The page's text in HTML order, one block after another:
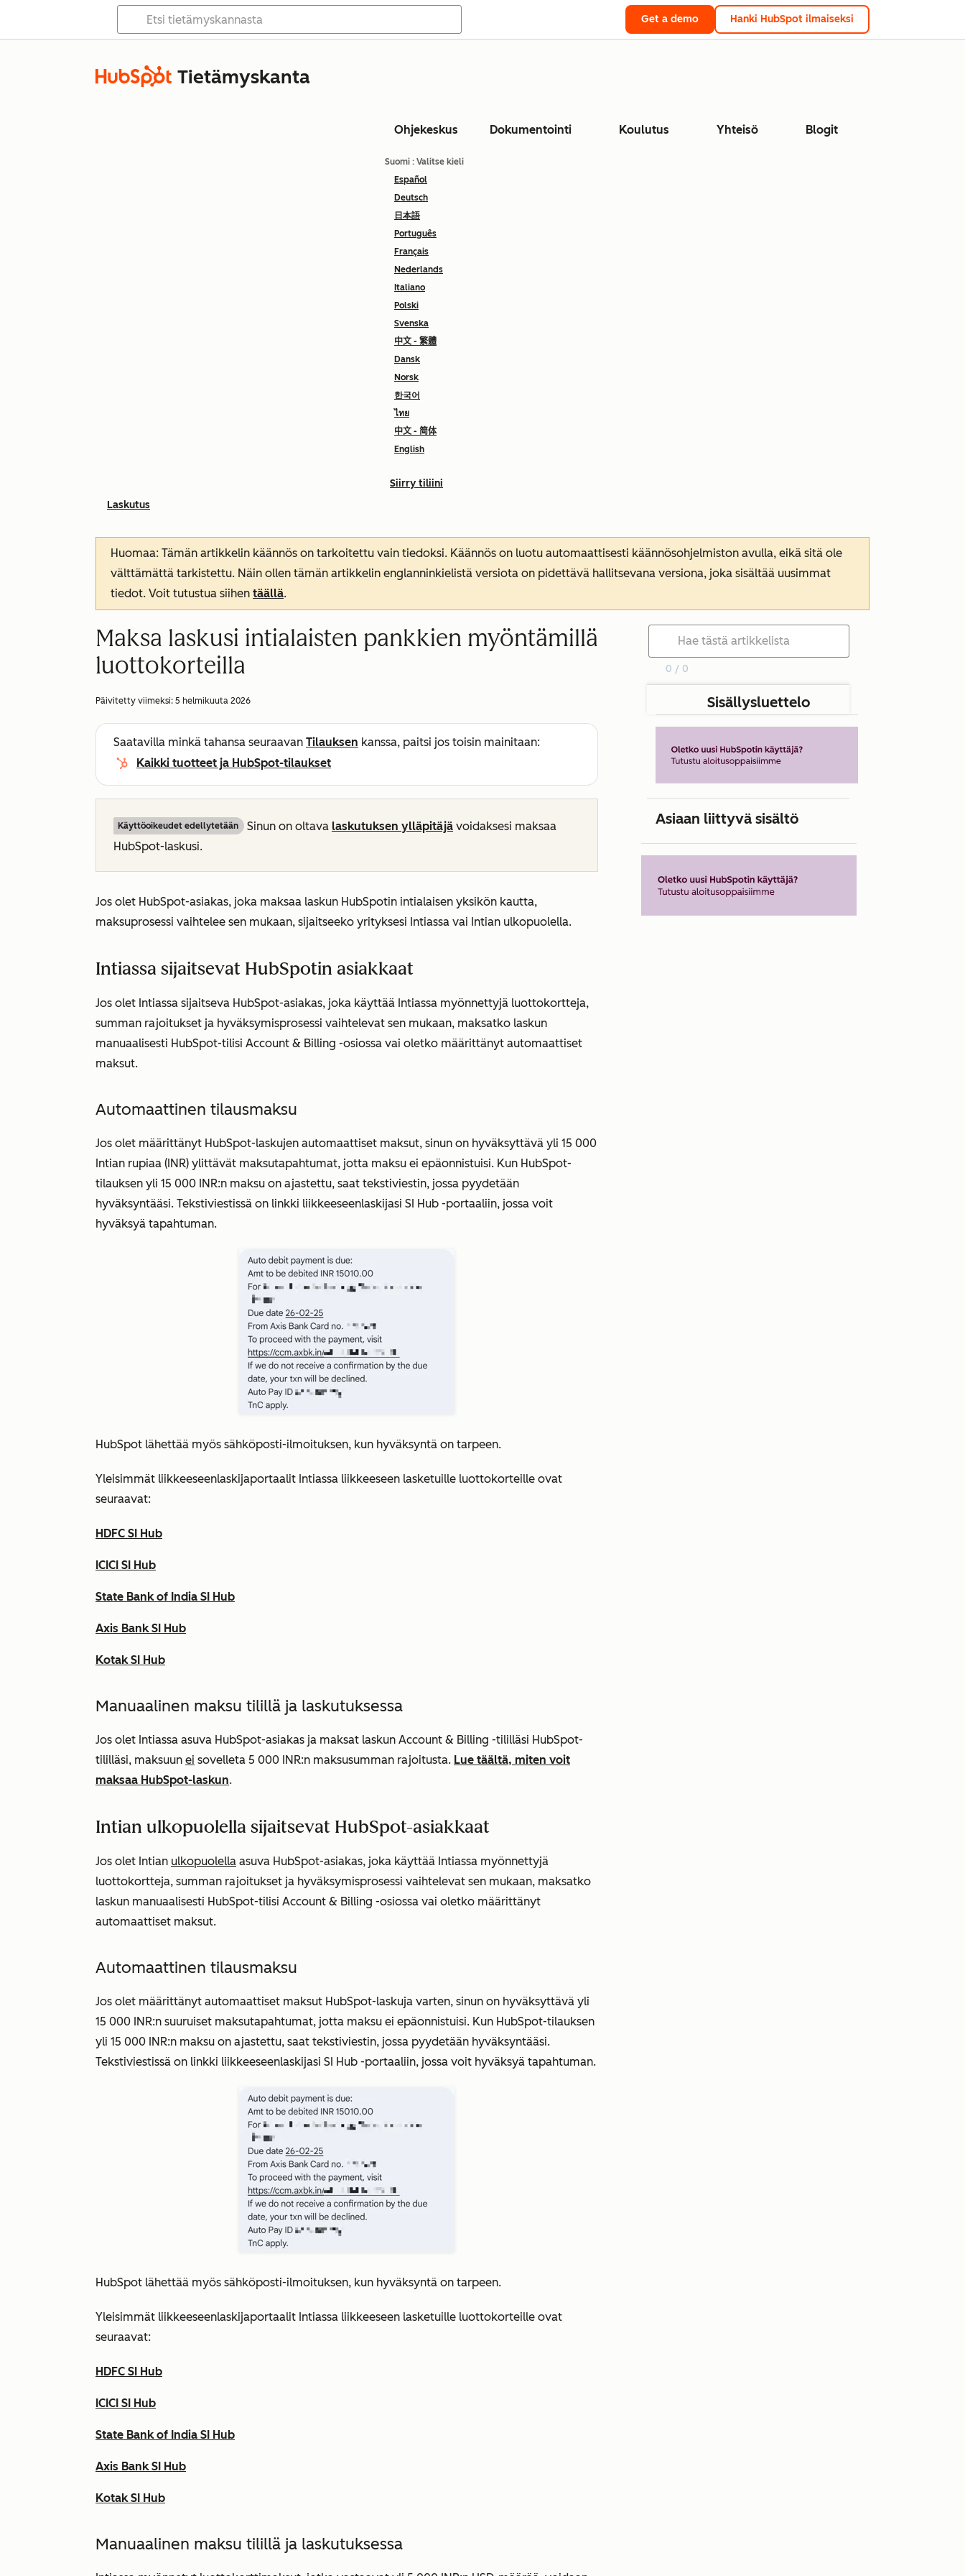
Get a demo Hanki HubSpot ilmaiseksi
Tietämyskanta
Ohjekeskus Dokumentointi Koulutus Yhteisö Blogit
Suomi : Valitse kieli
Español
Deutsch
日本語
Português
Français
Nederlands
Italiano
Polski
Svenska
中文 - 繁體
Dansk
Norsk
한국어
ไทย
中文 - 简体
English
Siirry tiliini
Laskutus
Huomaa: Tämän artikkelin käännös on tarkoitettu vain tiedoksi. Käännös on luotu automaattisesti käännösohjelmiston avulla, eikä sitä ole
välttämättä tarkistettu. Näin ollen tämän artikkelin englanninkielistä versiota on pidettävä hallitsevana versiona, joka sisältää uusimmat
tiedot. Voit tutustua siihen täällä.
Maksa laskusi intialaisten pankkien myöntämillä
luottokorteilla
Päivitetty viimeksi: 5 helmikuuta 2026
Saatavilla minkä tahansa seuraavan Tilauksen kanssa, paitsi jos toisin mainitaan:
Kaikki tuotteet ja HubSpot-tilaukset
Käyttöoikeudet edellytetään Sinun on oltava laskutuksen ylläpitäjä voidaksesi maksaa
HubSpot-laskusi.
Jos olet HubSpot-asiakas, joka maksaa laskun HubSpotin intialaisen yksikön kautta,
maksuprosessi vaihtelee sen mukaan, sijaitseeko yrityksesi Intiassa vai Intian ulkopuolella.
Intiassa sijaitsevat HubSpotin asiakkaat
Jos olet Intiassa sijaitseva HubSpot-asiakas, joka käyttää Intiassa myönnettyjä luottokortteja,
summan rajoitukset ja hyväksymisprosessi vaihtelevat sen mukaan, maksatko laskun
manuaalisesti HubSpot-tilisi Account & Billing -osiossa vai oletko määrittänyt automaattiset
maksut.
Automaattinen tilausmaksu
Jos olet määrittänyt HubSpot-laskujen automaattiset maksut, sinun on hyväksyttävä yli 15 000
Intian rupiaa (INR) ylittävät maksutapahtumat, jotta maksu ei epäonnistuisi. Kun HubSpot-
tilauksen yli 15 000 INR:n maksu on ajastettu, saat tekstiviestin, jossa pyydetään
hyväksyntääsi. Tekstiviestissä on linkki liikkeeseenlaskijasi SI Hub -portaaliin, jossa voit
hyväksyä tapahtuman.
HubSpot lähettää myös sähköposti-ilmoituksen, kun hyväksyntä on tarpeen.
Yleisimmät liikkeeseenlaskijaportaalit Intiassa liikkeeseen lasketuille luottokorteille ovat
seuraavat:
HDFC SI Hub
ICICI SI Hub
State Bank of India SI Hub
Axis Bank SI Hub
Kotak SI Hub
Manuaalinen maksu tilillä ja laskutuksessa
Jos olet Intiassa asuva HubSpot-asiakas ja maksat laskun Account & Billing -tililläsi HubSpot-
tililläsi, maksuun ei sovelleta 5 000 INR:n maksusumman rajoitusta. Lue täältä, miten voit
maksaa HubSpot-laskun.
Intian ulkopuolella sijaitsevat HubSpot-asiakkaat
Jos olet Intian ulkopuolella asuva HubSpot-asiakas, joka käyttää Intiassa myönnettyjä
luottokortteja, summan rajoitukset ja hyväksymisprosessi vaihtelevat sen mukaan, maksatko
laskun manuaalisesti HubSpot-tilisi Account & Billing -osiossa vai oletko määrittänyt
automaattiset maksut.
Automaattinen tilausmaksu
Jos olet määrittänyt automaattiset maksut HubSpot-laskuja varten, sinun on hyväksyttävä yli
15 000 INR:n suuruiset maksutapahtumat, jotta maksu ei epäonnistuisi. Kun HubSpot-tilauksen
yli 15 000 INR:n maksu on ajastettu, saat tekstiviestin, jossa pyydetään hyväksyntääsi.
Tekstiviestissä on linkki liikkeeseenlaskijasi SI Hub -portaaliin, jossa voit hyväksyä tapahtuman.
HubSpot lähettää myös sähköposti-ilmoituksen, kun hyväksyntä on tarpeen.
Yleisimmät liikkeeseenlaskijaportaalit Intiassa liikkeeseen lasketuille luottokorteille ovat
seuraavat:
HDFC SI Hub
ICICI SI Hub
State Bank of India SI Hub
Axis Bank SI Hub
Kotak SI Hub
Manuaalinen maksu tilillä ja laskutuksessa
0 / 0
Sisällysluettelo
Asiaan liittyvä sisältö